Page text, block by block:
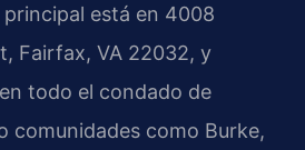
está en 4008
Fairfax, VA 22032, y
todo el condado de
comunidades como Burke,